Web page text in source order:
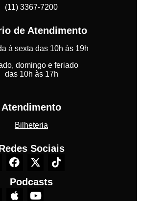
(11) 3367-7200
de Atendimento
à sexta das 10h às 19h
domingo e feriado
das 10h às 17h
Atendimento
Bilheteria
Sociais
Podcasts